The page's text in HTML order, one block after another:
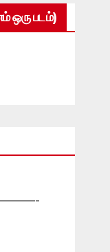
ஒரு படம்)